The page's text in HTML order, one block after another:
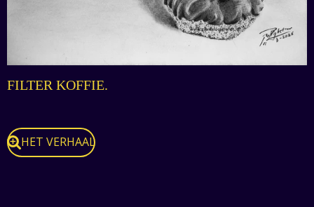
FILTER KOFFIE.
HET VERHAAL